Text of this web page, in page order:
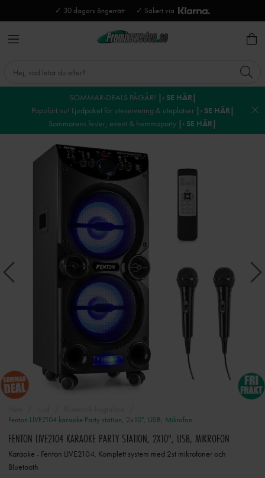
✓ 30 dagars ångerrätt ✓ Säkert via
SOMMAR-DEALS PÅGÅR! |› SE HÄR|
Populärt nu! Ljudpaket för uteservering & uteplatser |› SE HÄR|
Sommarens fester, event & hemmaparty |› SE HÄR|
Fenton LIVE2104 karaoke Party station, 2x10", USB, Mikrofon
FENTON LIVE2104 KARAOKE PARTY STATION, 2X10", USB, MIKROFON
Karaoke - Fenton LIVE2104. Komplett system med 2st mikrofoner och
Bluetooth